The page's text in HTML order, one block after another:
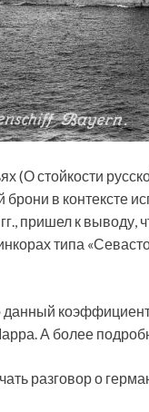
(О стойкости
брони в контексте
пришел к выводу,
типа
данный
А более
разговор о